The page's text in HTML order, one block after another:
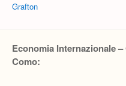
Grafton
Economia Internazionale
Como: